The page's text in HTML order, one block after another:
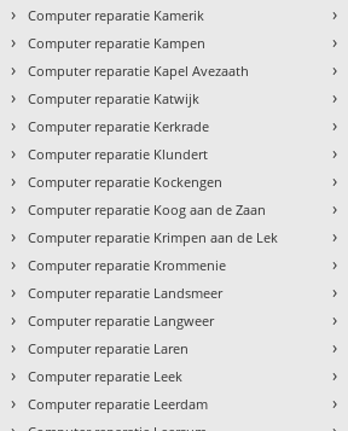
› Computer reparatie Kamerik
› Computer reparatie Kampen
› Computer reparatie Kapel Avezaath
› Computer reparatie Katwijk
› Computer reparatie Kerkrade
› Computer reparatie Klundert
› Computer reparatie Kockengen
› Computer reparatie Koog aan de Zaan
› Computer reparatie Krimpen aan de Lek
› Computer reparatie Krommenie
› Computer reparatie Landsmeer
› Computer reparatie Langweer
› Computer reparatie Laren
› Computer reparatie Leek
› Computer reparatie Leerdam
›
›
›
›
›
›
›
›
›
›
›
›
›
›
›